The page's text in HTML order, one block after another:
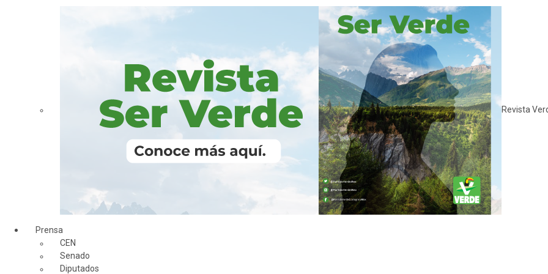
Revista
Prensa
CEN
Senado
Diputados